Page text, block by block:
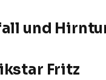
und
Fritz